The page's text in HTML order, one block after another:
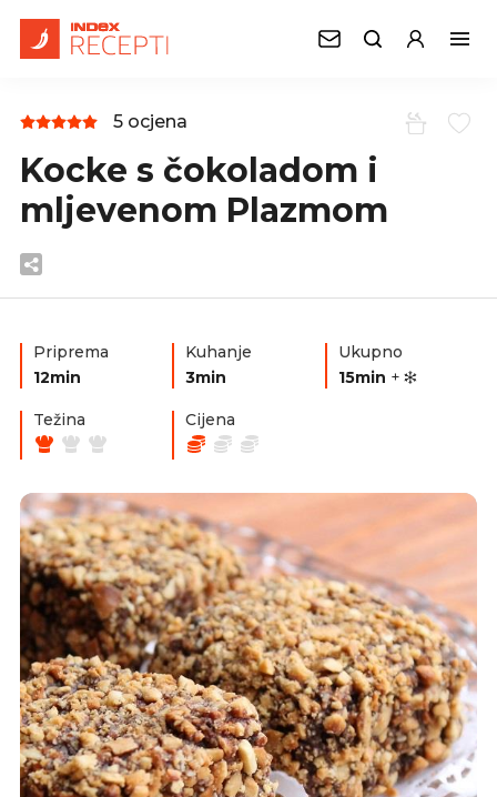
5 ocjena
Kocke s čokoladom i
mljevenom Plazmom
Priprema
12min
Kuhanje
3min
Ukupno
15min +
Težina Cijena